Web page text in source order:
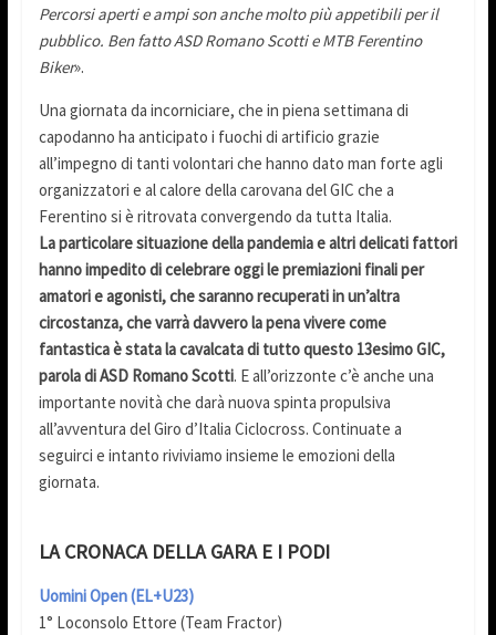
Percorsi aperti e ampi son anche molto più appetibili per il
pubblico. Ben fatto ASD Romano Scotti e MTB Ferentino
Biker».
Una giornata da incorniciare, che in piena settimana di
capodanno ha anticipato i fuochi di artificio grazie
all’impegno di tanti volontari che hanno dato man forte agli
organizzatori e al calore della carovana del GIC che a
Ferentino si è ritrovata convergendo da tutta Italia.
La particolare situazione della pandemia e altri delicati fattori
hanno impedito di celebrare oggi le premiazioni finali per
amatori e agonisti, che saranno recuperati in un’altra
circostanza, che varrà davvero la pena vivere come
fantastica è stata la cavalcata di tutto questo 13esimo GIC,
parola di ASD Romano Scotti. E all’orizzonte c’è anche una
importante novità che darà nuova spinta propulsiva
all’avventura del Giro d’Italia Ciclocross. Continuate a
seguirci e intanto riviviamo insieme le emozioni della
giornata.
LA CRONACA DELLA GARA E I PODI
Uomini Open (EL+U23)
1° Loconsolo Ettore (Team Fractor)